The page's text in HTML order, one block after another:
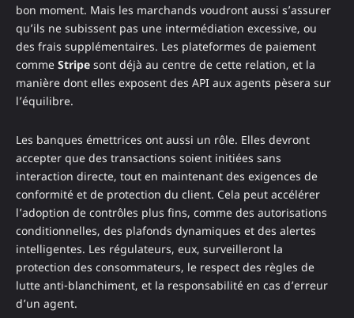
bon moment. Mais les marchands voudront aussi s’assurer
qu’ils ne subissent pas une intermédiation excessive, ou
des frais supplémentaires. Les plateformes de paiement
comme Stripe sont déjà au centre de cette relation, et la
manière dont elles exposent des API aux agents pèsera sur
l’équilibre.
Les banques émettrices ont aussi un rôle. Elles devront
accepter que des transactions soient initiées sans
interaction directe, tout en maintenant des exigences de
conformité et de protection du client. Cela peut accélérer
l’adoption de contrôles plus fins, comme des autorisations
conditionnelles, des plafonds dynamiques et des alertes
intelligentes. Les régulateurs, eux, surveilleront la
protection des consommateurs, le respect des règles de
lutte anti-blanchiment, et la responsabilité en cas d’erreur
d’un agent.